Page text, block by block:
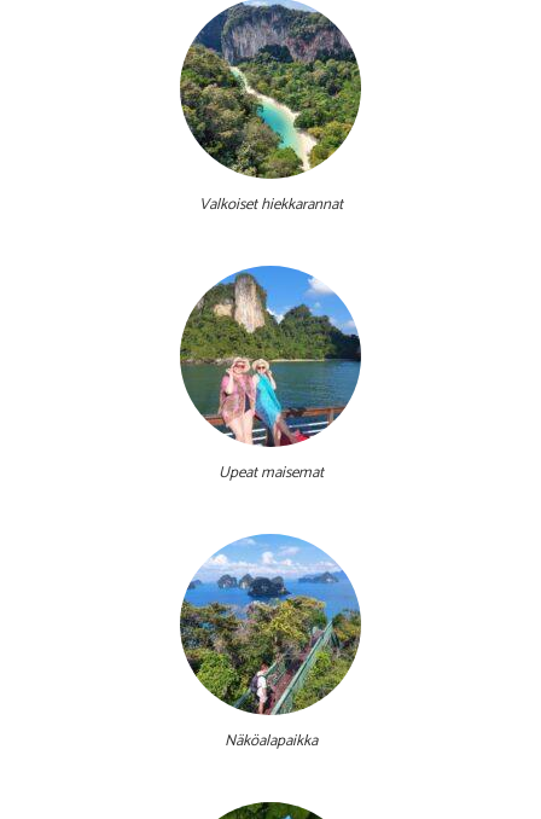
Valkoiset hiekkarannat
Upeat maisemat
Näköalapaikka